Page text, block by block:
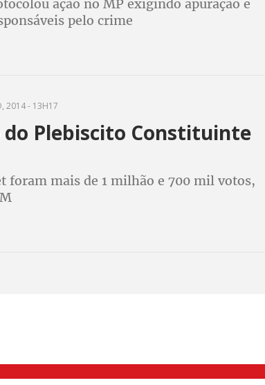
ação no MP exigindo apuração e
pelo crime
2014 - 13H17
Plebiscito Constituinte
foram mais de 1 milhão e 700 mil votos,